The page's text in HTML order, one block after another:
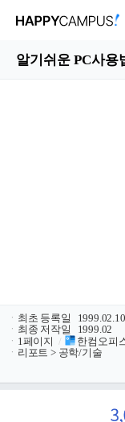
알기쉬운 PC사용
ㆍ 최초 등록일
1999.02.10
ㆍ 최종 저작일
1999.02
ㆍ 1페이지 /
한컴오피
ㆍ 리포트 > 공학/기술